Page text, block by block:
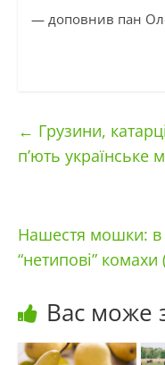
— доповнив пан
← Грузини,
п’ють українське
Нашестя мошки: в
“нетипові”
Вас може